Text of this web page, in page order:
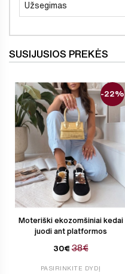
Užsegimas
SUSIJUSIOS PREKĖS
Moteriški ekozomšiniai kedai
juodi ant platformos
30€ 38€
-22%
PASIRINKITE DYDĮ